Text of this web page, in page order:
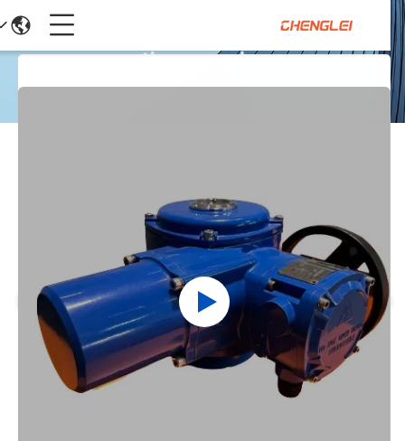
جزئیات محصولات